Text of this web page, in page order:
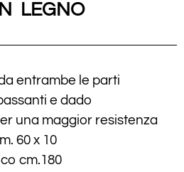
LEGNO
entrambe le parti
e dado
una maggior resistenza
60 x 10
cm.180